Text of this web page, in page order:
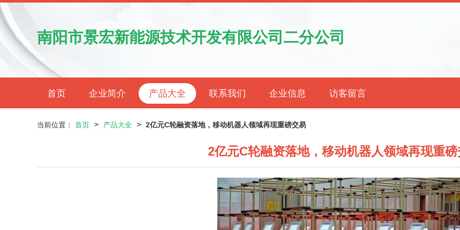
南阳市景宏新能源技术开发有限公司二分公司
首页 企业简介 产品大全 联系我们 企业信息 访客留言
当前位置： 首页 > 产品大全 > 2亿元C轮融资落地，移动机器人领域再现重磅交易
2亿元C轮融资落地，移动机器人领域再现重